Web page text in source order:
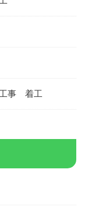
工事 着工